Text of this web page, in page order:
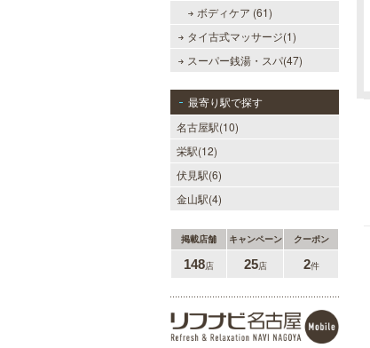
ボディケア (61)
タイ古式マッサージ(1)
スーパー銭湯・スパ(47)
最寄り駅で探す
名古屋駅(10)
栄駅(12)
伏見駅(6)
金山駅(4)
掲載店舗 キャンペーン クーポン
148店 25店 2件